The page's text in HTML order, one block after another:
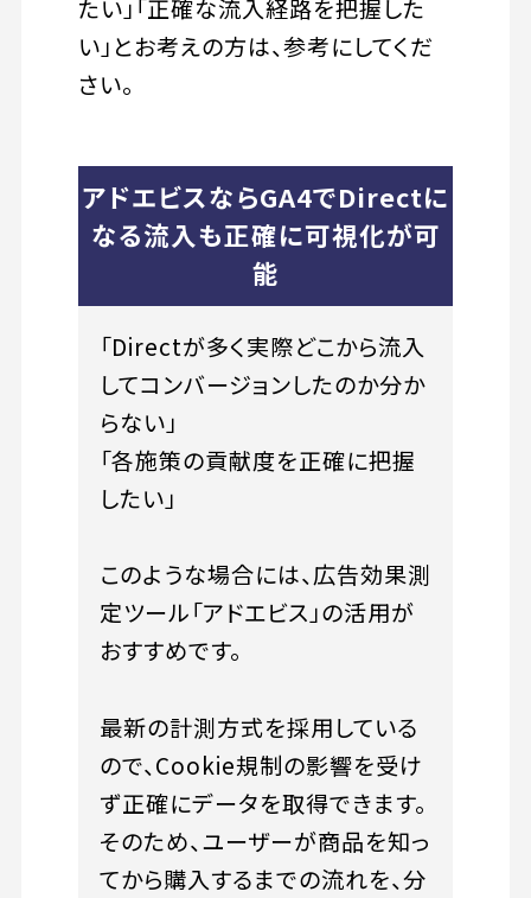
たい」「正確な流入経路を把握した
い」とお考えの方は、参考にしてくだ
さい。
アドエビスならGA4でDirectに
なる流入も正確に可視化が可
能
「Directが多く実際どこから流入
してコンバージョンしたのか分か
らない」
「各施策の貢献度を正確に把握
したい」
このような場合には、広告効果測
定ツール「アドエビス」の活用が
おすすめです。
最新の計測方式を採用している
ので、Cookie規制の影響を受け
ず正確にデータを取得できます。
そのため、ユーザーが商品を知っ
てから購入するまでの流れを、分